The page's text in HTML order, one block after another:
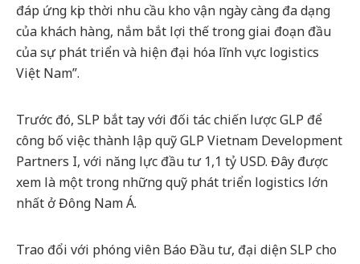
đáp ứng kịp thời nhu cầu kho vận ngày càng đa dạng
của khách hàng, nắm bắt lợi thế trong giai đoạn đầu
của sự phát triển và hiện đại hóa lĩnh vực logistics
Việt Nam”.
Trước đó, SLP bắt tay với đối tác chiến lược GLP để
công bố việc thành lập quỹ GLP Vietnam Development
Partners I, với năng lực đầu tư 1,1 tỷ USD. Đây được
xem là một trong những quỹ phát triển logistics lớn
nhất ở Đông Nam Á.
Trao đổi với phóng viên Báo Đầu tư, đại diện SLP cho